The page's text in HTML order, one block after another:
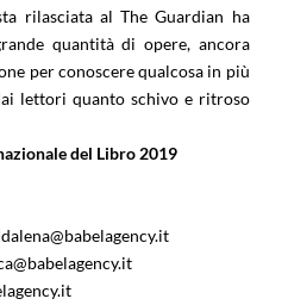
rilasciata al The Guardian ha
quantità di opere, ancora
per conoscere qualcosa in più
lettori quanto schivo e ritroso
del Libro 2019